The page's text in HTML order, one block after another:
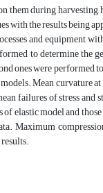
during
with the results being
and equipment
to determine the
ones were
Mean curvature
failures of stress and
elastic model and
Maximum